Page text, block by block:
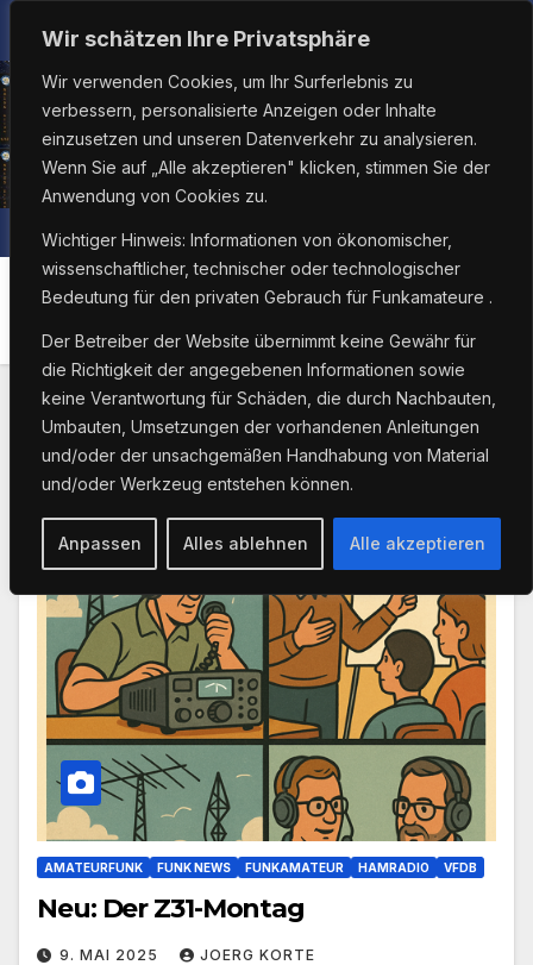
Wir schätzen Ihre Privatsphäre
Wir verwenden Cookies, um Ihr Surferlebnis zu
verbessern, personalisierte Anzeigen oder Inhalte
einzusetzen und unseren Datenverkehr zu analysieren.
Wenn Sie auf „Alle akzeptieren" klicken, stimmen Sie der
Anwendung von Cookies zu.
Wichtiger Hinweis: Informationen von ökonomischer,
wissenschaftlicher, technischer oder technologischer
Bedeutung für den privaten Gebrauch für Funkamateure .
Der Betreiber der Website übernimmt keine Gewähr für
die Richtigkeit der angegebenen Informationen sowie
keine Verantwortung für Schäden, die durch Nachbauten,
Umbauten, Umsetzungen der vorhandenen Anleitungen
und/oder der unsachgemäßen Handhabung von Material
und/oder Werkzeug entstehen können.
Anpassen Alles ablehnen Alle akzeptieren
Inhalt
springen
Do.. Aug. 6th, 2026 8:20:47 PM
Schlagwort:Z31
AMATEURFUNK FUNK NEWS FUNKAMATEUR HAMRADIO VFDB
Neu: Der Z31-Montag
9. MAI 2025 JOERG KORTE